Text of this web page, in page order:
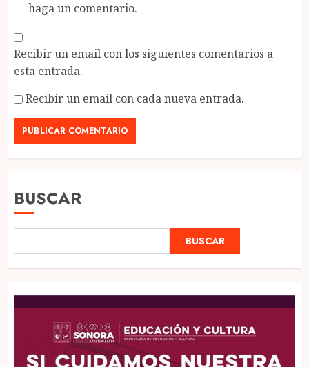
haga un comentario.
Recibir un email con los siguientes comentarios a
esta entrada.
Recibir un email con cada nueva entrada.
BUSCAR
BUSCAR